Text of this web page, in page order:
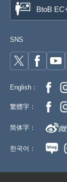
BtoB EC
SNS
English：
繁體字：
简体字：
한국어：